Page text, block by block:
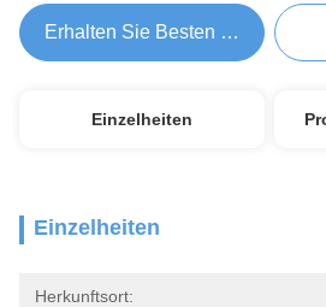
Erhalten Sie Besten Preis
Einzelheiten
Einzelheiten
Herkunftsort: